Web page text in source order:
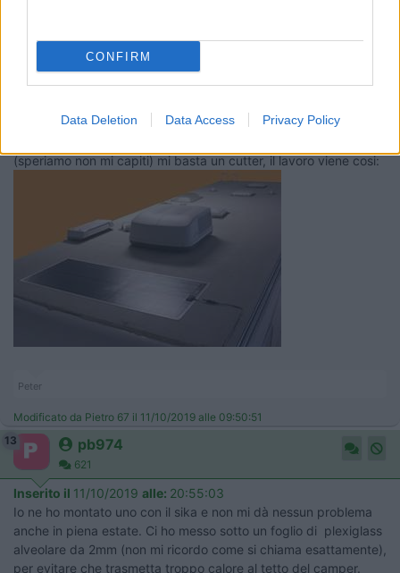
CONFIRM
Data Deletion Data Access Privacy Policy
Inserito il11/10/2019 alle:09:49:20
Ciao, non riesco a caricare la mia di 'immagine ma io li ho
attaccati con il sikaflex 295 marino questo che resiste agli UV:
(speriamo non mi capiti) mi basta un cutter, il lavoro viene cosi:
Peter
Modificato da Pietro 67 il 11/10/2019 alle 09:50:51
13
pb974
621
Inserito il 11/10/2019 alle: 20:55:03
Io ne ho montato uno con il sika e non mi dà nessun problema
anche in piena estate. Ci ho messo sotto un foglio di plexiglass
alveolare da 2mm (non mi ricordo come si chiama esattamente),
per evitare che trasmetta troppo calore al tetto del camper.